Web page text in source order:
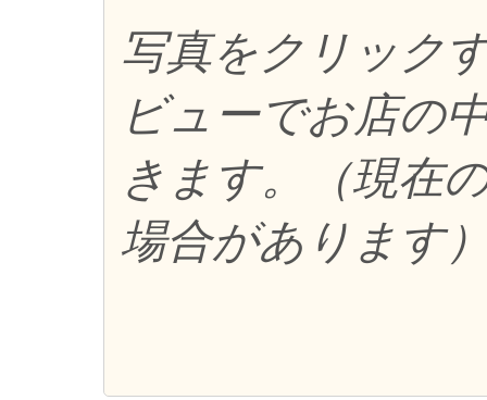
写真をクリック
ビューでお店の
きます。（現在
場合があります